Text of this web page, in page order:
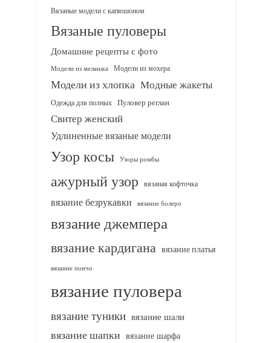
Вязаные модели с капюшоном
Вязаные пуловеры
Домашние рецепты с фото
Модели из меланжа Модели из мохера
Модели из хлопка Модные жакеты
Одежда для полных Пуловер реглан
Свитер женский
Удлиненные вязаные модели
Узор косы Узоры ромбы
ажурный узор вязаная кофточка
вязание безрукавки вязание болеро
вязание джемпера
вязание кардигана вязание платья
вязание пончо
вязание пуловера
вязание туники вязание шали
вязание шапки вязание шарфа